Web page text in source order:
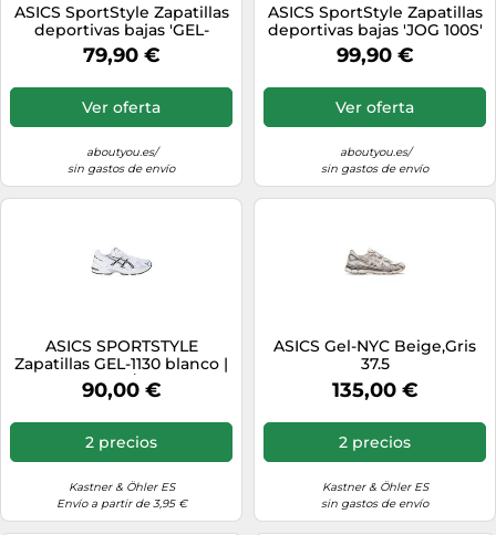
ASICS SportStyle Zapatillas
deportivas bajas 'GEL-
NUNOBIKI' azul cielo / azul
pastel 36-36,5 azul cielo /
azul pastel
79,90 €
Ver oferta
aboutyou.es/
sin gastos de envío
ASICS SportStyle Zapatillas
deportivas bajas 'JOG 100S'
gris claro / plata / blanco
43,5 gris claro / plata /
blanco
99,90 €
Ver oferta
aboutyou.es/
sin gastos de envío
ASICS SPORTSTYLE
Zapatillas GEL-1130 blanco |
44 1/2
90,00 €
2 precios
Kastner & Öhler ES
Envío a partir de 3,95 €
ASICS Gel-NYC Beige,Gris
37.5
135,00 €
2 precios
Kastner & Öhler ES
sin gastos de envío